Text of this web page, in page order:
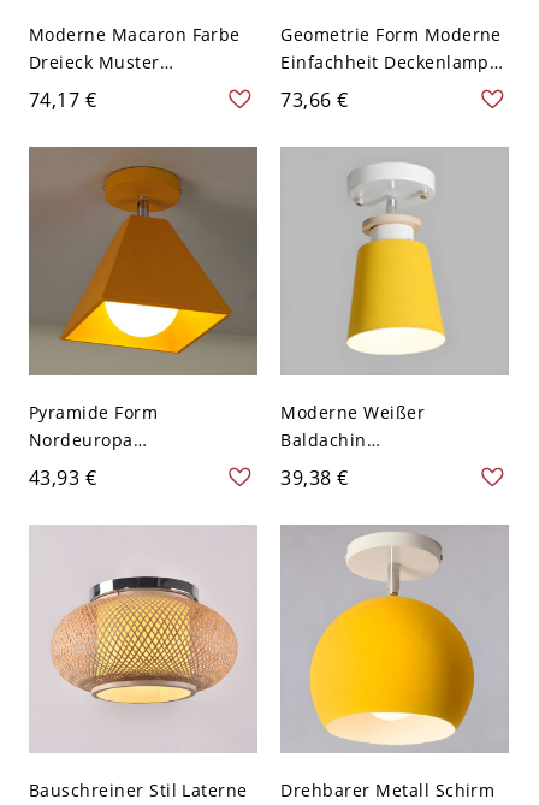
Moderne Macaron Farbe
Dreieck Muster
Einfachheit Deckenlampe
Pentagon Metall Schirm
LED 1-Kopf Deckenleuchte
- Gelb 110V-120V
Weißlicht
74,17 €
Geometrie Form Moderne
Einfachheit Deckenlampe
Macaron Farbe LED 1-
Licht Deckenleuchte mit
Dreieck Muster - Gelb
110V-120V Weißlicht
Pentagon
73,66 €
Pyramide Form
Nordeuropa
Halbdeckenlampe
Macaron Farbe Metall
Schirm 1-Kopf
110V-120V
43,93 €
Moderne Weißer
Baldachin
Halbdeckenlampe
Macaron Farbe Metall
Drehbarer Eimer Schirm
1-Kopf Deckenleuchte -
Gelb 110V-120V
39,38 €
Bauschreiner Stil Laterne
Drehbarer Metall Schirm